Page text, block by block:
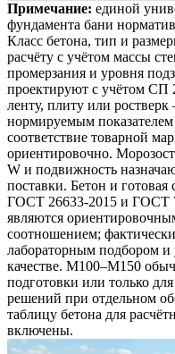
Примечание: единой
фундамента бани
Класс бетона, тип и
расчёту с учётом массы
промерзания и уровня
проектируют с учётом СП
ленту, плиту или
нормируемым показателем
соответствие товарной
ориентировочно.
W и подвижность
поставки. Бетон и готовая
ГОСТ 26633-2015 и ГОСТ
являются
соотношением;
лабораторным подбором и
качестве. М100–М150
подготовки или только
решений при отдельном
таблицу бетона для
включены.